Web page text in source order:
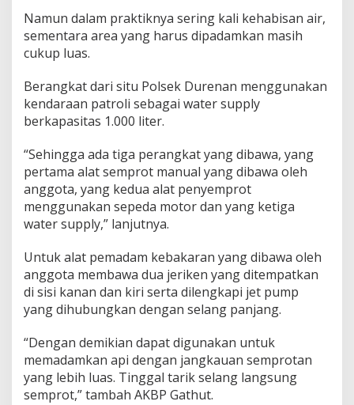
n
g
a
n
Namun dalam praktiknya sering kali kehabisan air,
sementara area yang harus dipadamkan masih
cukup luas.
Berangkat dari situ Polsek Durenan menggunakan
kendaraan patroli sebagai water supply
berkapasitas 1.000 liter.
“Sehingga ada tiga perangkat yang dibawa, yang
pertama alat semprot manual yang dibawa oleh
anggota, yang kedua alat penyemprot
menggunakan sepeda motor dan yang ketiga
water supply,” lanjutnya.
Untuk alat pemadam kebakaran yang dibawa oleh
anggota membawa dua jeriken yang ditempatkan
di sisi kanan dan kiri serta dilengkapi jet pump
yang dihubungkan dengan selang panjang.
“Dengan demikian dapat digunakan untuk
memadamkan api dengan jangkauan semprotan
yang lebih luas. Tinggal tarik selang langsung
semprot,” tambah AKBP Gathut.